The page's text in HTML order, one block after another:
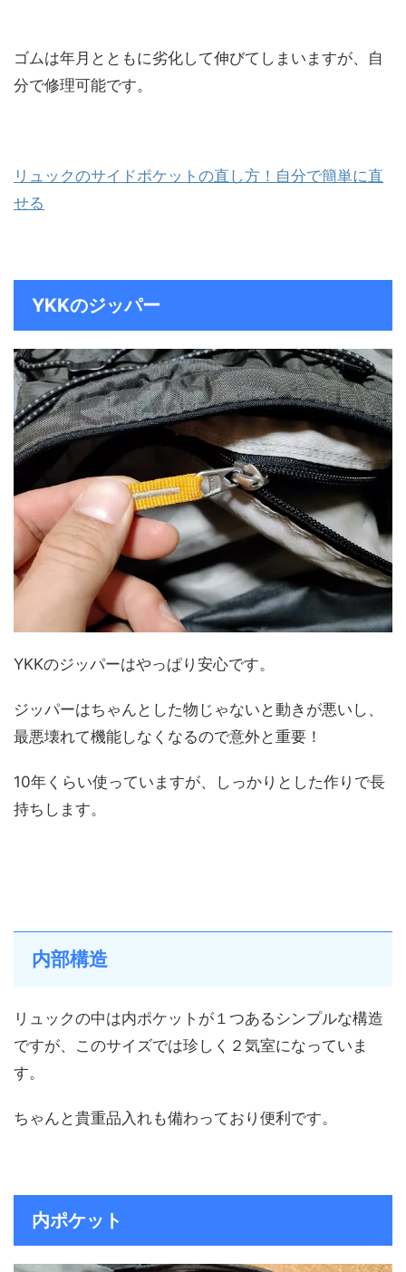
ゴムは年月とともに劣化して伸びてしまいますが、自
分で修理可能です。
リュックのサイドポケットの直し方！自分で簡単に直
せる
YKKのジッパー
YKKのジッパーはやっぱり安心です。
ジッパーはちゃんとした物じゃないと動きが悪いし、
最悪壊れて機能しなくなるので意外と重要！
10年くらい使っていますが、しっかりとした作りで長
持ちします。
内部構造
リュックの中は内ポケットが１つあるシンプルな構造
ですが、このサイズでは珍しく２気室になっていま
す。
ちゃんと貴重品入れも備わっており便利です。
内ポケット